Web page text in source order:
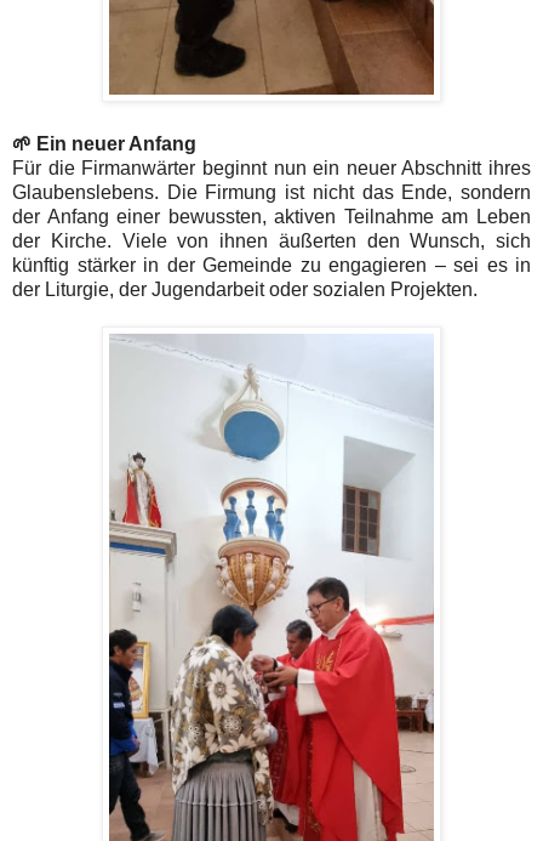
🌱 Ein neuer Anfang
Für die Firmanwärter beginnt nun ein neuer Abschnitt ihres
Glaubenslebens. Die Firmung ist nicht das Ende, sondern
der Anfang einer bewussten, aktiven Teilnahme am Leben
der Kirche. Viele von ihnen äußerten den Wunsch, sich
künftig stärker in der Gemeinde zu engagieren – sei es in
der Liturgie, der Jugendarbeit oder sozialen Projekten.